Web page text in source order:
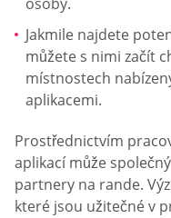
Jakmile najdete
můžete s nimi začít
místnostech
aplikacemi.
Prostřednictvím
aplikací může
partnery na rande.
které jsou užitečné v